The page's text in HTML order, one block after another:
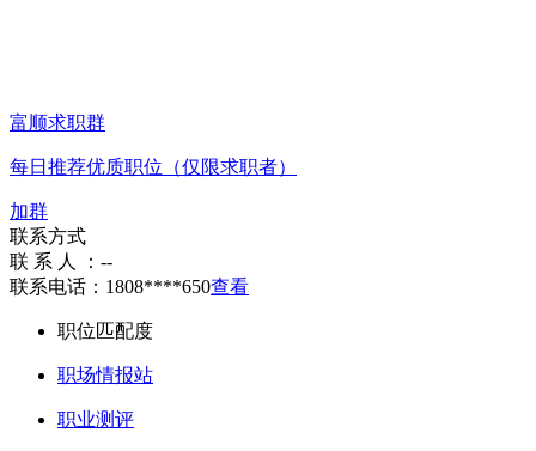
富顺求职群
每日推荐优质职位（仅限求职者）
加群
联系方式
联 系 人 ： --
联系电话： 1808****650查看
职位匹配度
职场情报站
职业测评